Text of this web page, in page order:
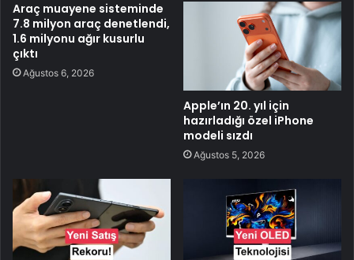
Araç muayene sisteminde
7.8 milyon araç denetlendi,
1.6 milyonu ağır kusurlu
çıktı
Ağustos 6, 2026
Apple’ın 20. yıl için
hazırladığı özel iPhone
modeli sızdı
Ağustos 5, 2026